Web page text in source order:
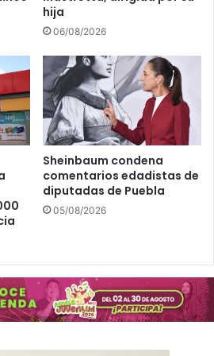
hija
06/08/2026
Sheinbaum condena
comentarios edadistas de
diputadas de Puebla
05/08/2026